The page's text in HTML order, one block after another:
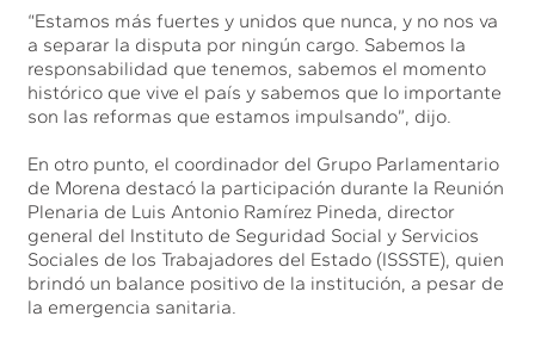
“Estamos más fuertes y unidos que nunca, y no nos va
a separar la disputa por ningún cargo. Sabemos la
responsabilidad que tenemos, sabemos el momento
histórico que vive el país y sabemos que lo importante
son las reformas que estamos impulsando”, dijo.
En otro punto, el coordinador del Grupo Parlamentario
de Morena destacó la participación durante la Reunión
Plenaria de Luis Antonio Ramírez Pineda, director
general del Instituto de Seguridad Social y Servicios
Sociales de los Trabajadores del Estado (ISSSTE), quien
brindó un balance positivo de la institución, a pesar de
la emergencia sanitaria.